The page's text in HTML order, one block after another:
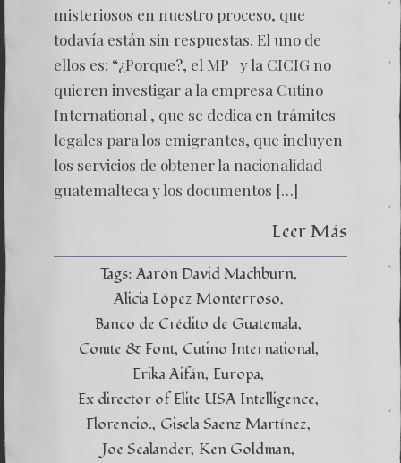
misteriosos en nuestro proceso, que
todavía están sin respuestas. El uno de
ellos es: “¿Porque?, el MP y la CICIG no
quieren investigar a la empresa Cutino
International , que se dedica en trámites
legales para los emigrantes, que incluyen
los servicios de obtener la nacionalidad
guatemalteca y los documentos […]
Leer Más
Tags: Aarón David Machburn
Alicia López Monterroso
Banco de Crédito de Guatemala
Comte & Font Cutino International
Erika Aifán Europa
Ex director of Elite USA Intelligence
Florencio. Gisela Saenz Martínez
Joe Sealander Ken Goldman